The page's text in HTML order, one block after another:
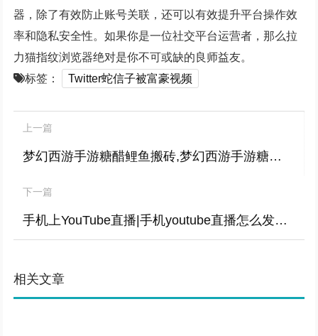
器，除了有效防止账号关联，还可以有效提升平台操作效
率和隐私安全性。如果你是一位社交平台运营者，那么拉
力猫指纹浏览器绝对是你不可或缺的良师益友。
标签：
Twitter蛇信子被富豪视频
上一篇
梦幻西游手游糖醋鲤鱼搬砖,梦幻西游手游糖醋排骨
下一篇
手机上YouTube直播|手机youtube直播怎么发chat
相关文章